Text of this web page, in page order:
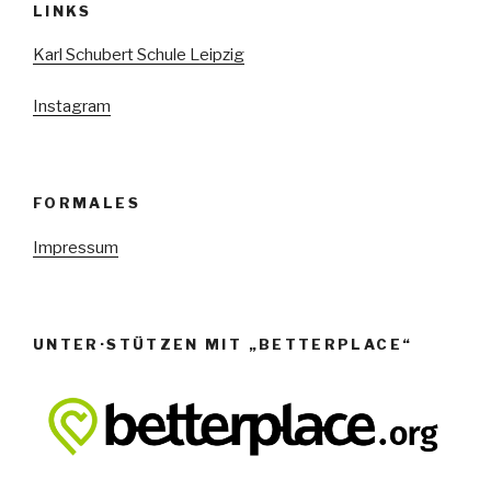
LINKS
Karl Schubert Schule Leipzig
Instagram
FORMALES
Impressum
UNTER·STÜTZEN MIT „BETTERPLACE“